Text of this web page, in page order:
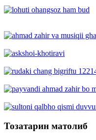
Тозатарин матолиб